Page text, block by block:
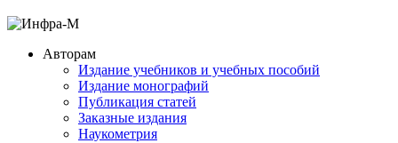
Авторам
Издание учебников и учебных пособий
Издание монографий
Публикация статей
Заказные издания
Наукометрия